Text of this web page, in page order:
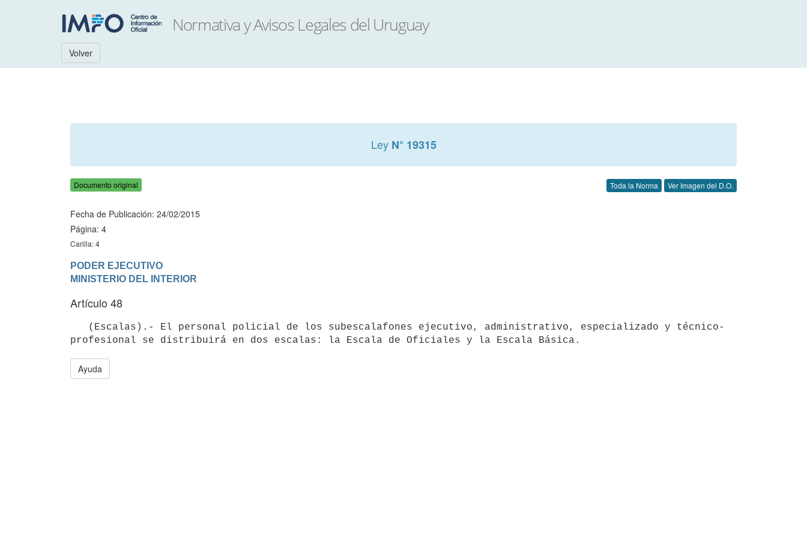
Volver
Ley N° 19315
Documento original Toda la Norma Ver Imagen del D.O.
Fecha de Publicación: 24/02/2015
Página: 4
Carilla: 4
PODER EJECUTIVO
Artículo 48
Ayuda